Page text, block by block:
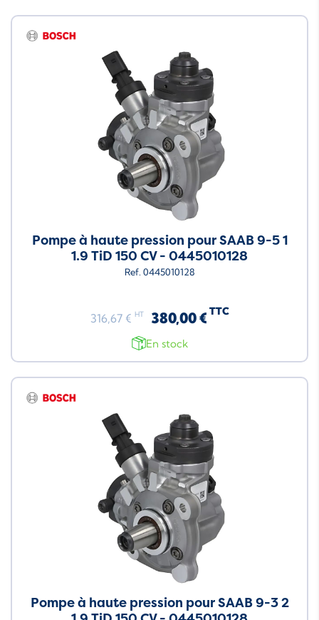
Pompe à haute pression pour SAAB 9-5 1
1.9 TiD 150 CV - 0445010128
Ref. 0445010128
316,67 € HT 380,00 € TTC
En stock
Pompe à haute pression pour SAAB 9-3 2